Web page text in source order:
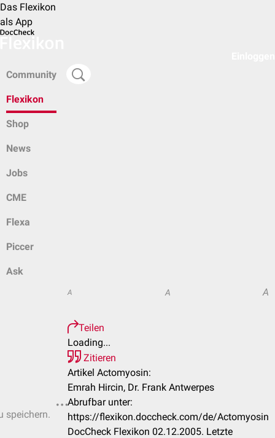
Das Flexikon
als App
Community
Flexikon
Shop
News
Jobs
CME
Flexa
Piccer
Ask
speichern.
A A A
Teilen
Loading...
Zitieren
Artikel Actomyosin:
Emrah Hircin, Dr. Frank Antwerpes
Abrufbar unter:
https://flexikon.doccheck.com/de/Actomyosin
DocCheck Flexikon 02.12.2005. Letzte